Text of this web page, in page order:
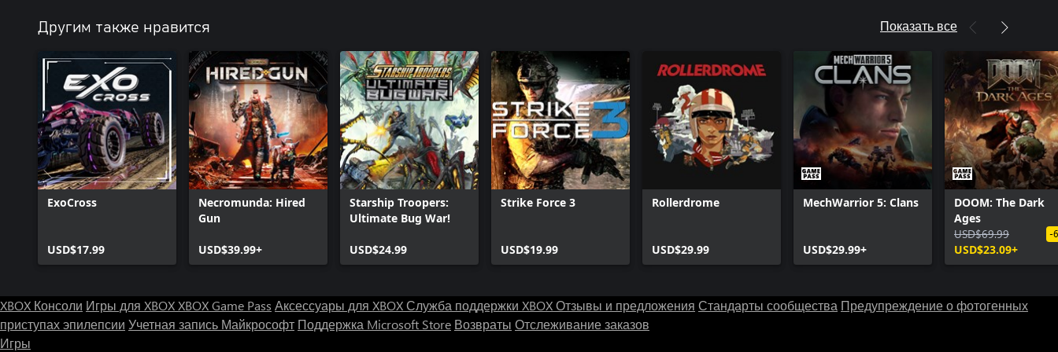
Другим также нравится Показать все
ExoCross
USD$17.99
Necromunda: Hired
Gun
USD$39.99+
Starship Troopers:
Ultimate Bug War!
USD$24.99
Strike Force 3
USD$19.99
Rollerdrome
USD$29.99
MechWarrior 5: Clans
USD$29.99+
DOOM: The Dark
Ages
USD$69.99
USD$23.09+
-
XBOX Консоли Игры для XBOXXBOX Game Pass Аксессуары для XBOXСлужба поддержки XBOXОтзывы и предложения Стандарты сообщества Предупреждение о фотогенных
приступах эпилепсии Учетная запись Майкрософт Поддержка Microsoft Store Возвраты Отслеживание заказов
Игры